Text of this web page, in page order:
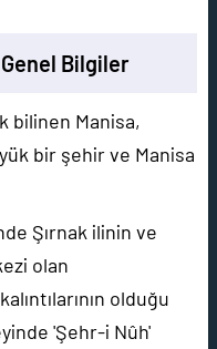
Genel Bilgiler
bilinen Manisa,
bir şehir ve Manisa
Şırnak ilinin ve
olan
olduğu
'Şehr-i Nûh'